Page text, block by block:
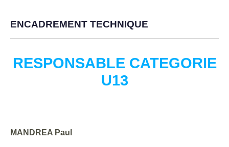
ENCADREMENT TECHNIQUE
RESPONSABLE CATEGORIE
U13
MANDREA Paul